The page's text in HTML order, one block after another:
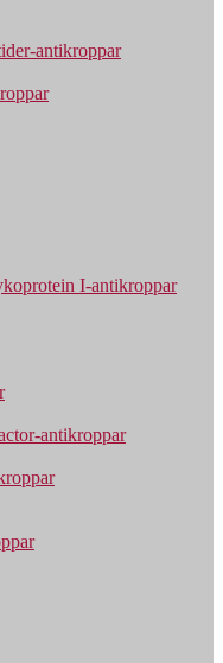
antikroppar
I-antikroppar
antikroppar